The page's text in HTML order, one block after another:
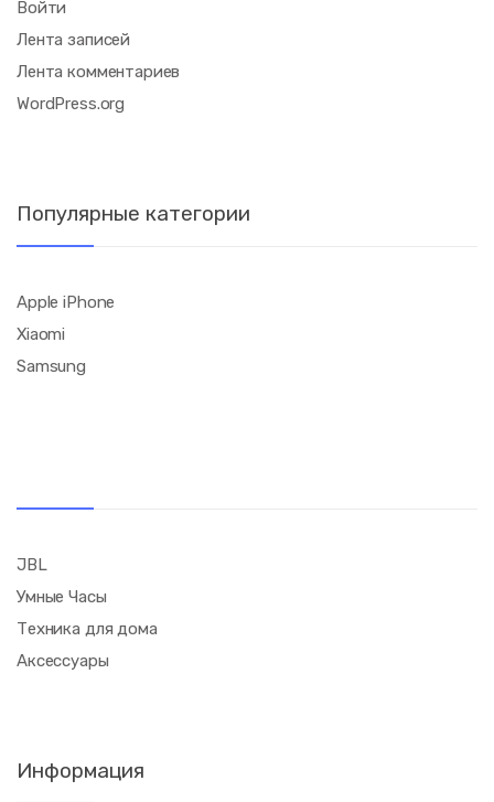
Войти
Лента записей
Лента комментариев
WordPress.org
Популярные категории
Apple iPhone
Xiaomi
Samsung
JBL
Умные Часы
Техника для дома
Аксессуары
Информация